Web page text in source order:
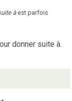
àest parfois
donner suite à.